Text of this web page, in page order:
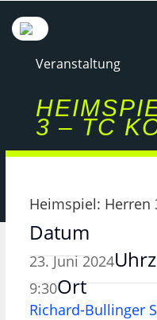
Veranstaltung
3 – TC
Heimspiel: Herren
Datum
23. Juni 2024
9:30Ort
Richard-Bullinger